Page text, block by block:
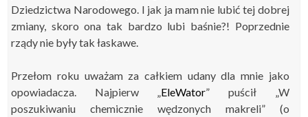
Dziedzictwa Narodowego. I jak ja mam nie lubić tej dobrej
zmiany, skoro ona tak bardzo lubi baśnie?! Poprzednie
rządy nie były tak łaskawe.
Przełom roku uważam za całkiem udany dla mnie jako
opowiadacza. Najpierw „ EleWator” puścił „W
poszukiwaniu chemicznie wędzonych makreli” (o